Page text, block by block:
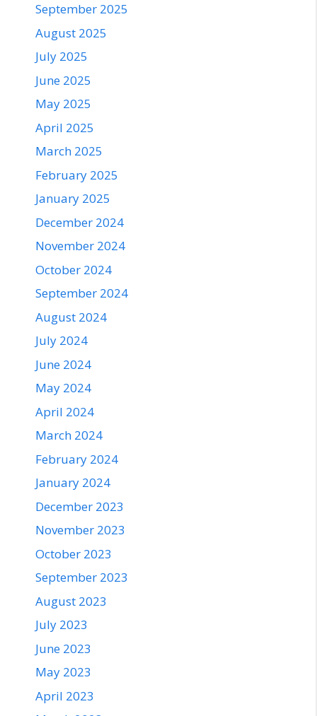
September 2025
August 2025
July 2025
June 2025
May 2025
April 2025
March 2025
February 2025
January 2025
December 2024
November 2024
October 2024
September 2024
August 2024
July 2024
June 2024
May 2024
April 2024
March 2024
February 2024
January 2024
December 2023
November 2023
October 2023
September 2023
August 2023
July 2023
June 2023
May 2023
April 2023